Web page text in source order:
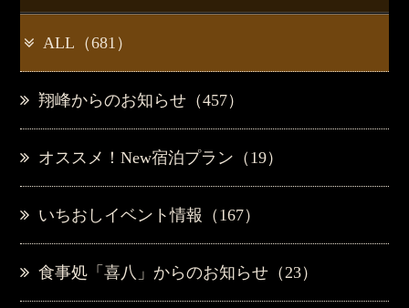
ALL（681）
翔峰からのお知らせ（457）
オススメ！New宿泊プラン（19）
いちおしイベント情報（167）
食事処「喜八」からのお知らせ（23）